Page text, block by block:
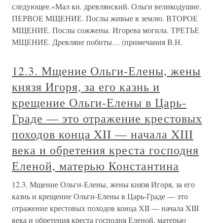
следующее.«Мал кн. древлянский. Ольги великодушие.
ПЕРВОЕ МЩЕНИЕ. Послы живые в землю. ВТОРОЕ
МЩЕНИЕ. Послы сожжены. Игорева могила. ТРЕТЬЕ
МЩЕНИЕ. Древляне побиты… (примечания В.Н.
12.3. Мщение Ольги-Елены, жены
князя Игоря, за его казнь и
крещение Ольги-Елены в Царь-
Граде — это отражение крестовых
походов конца XII — начала XIII
века и обретения креста господня
Еленой, матерью Константина
12.3. Мщение Ольги-Елены, жены князя Игоря, за его
казнь и крещение Ольги-Елены в Царь-Граде — это
отражение крестовых походов конца XII — начала XIII
века и обретения креста господня Еленой, матерью